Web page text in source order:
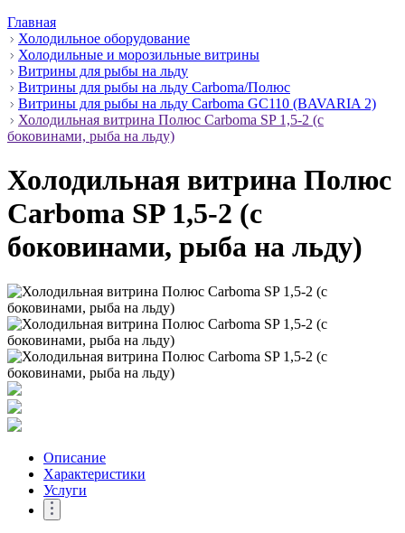
Главная
Холодильное оборудование
Холодильные и морозильные витрины
Витрины для рыбы на льду
Витрины для рыбы на льду Carboma/Полюс
Витрины для рыбы на льду Carboma GC110 (BAVARIA 2)
Холодильная витрина Полюс Carboma SP 1,5-2 (с
боковинами, рыба на льду)
Холодильная витрина Полюс
Carboma SP 1,5-2 (с
боковинами, рыба на льду)
Описание
Характеристики
Услуги